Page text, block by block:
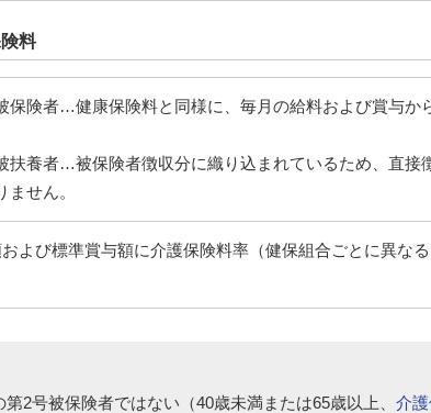
料
保険者…健康保険料と同様に、毎月の給料および賞与か
扶養者…被保険者徴収分に織り込まれているため、直接
ません。
よび標準賞与額に介護保険料率（健保組合ごとに異な
2号被保険者ではない（40歳未満または65歳以上、 介